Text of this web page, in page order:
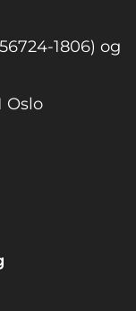
1806) og
Oslo